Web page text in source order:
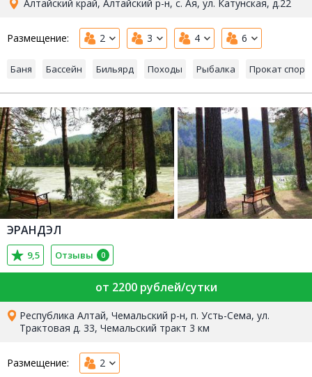
Алтайский край, Алтайский р-н, с. Ая, ул. Катунская, д.22
Размещение: 2 3 4 6
Баня Бассейн Бильярд Походы Рыбалка Прокат
ЭРАНДЭЛ
9,5 Отзывы 0
от 2200 рублей/сутки
Республика Алтай, Чемальский р-н, п. Усть-Сема, ул.
Трактовая д. 33, Чемальский тракт 3 км
Размещение: 2